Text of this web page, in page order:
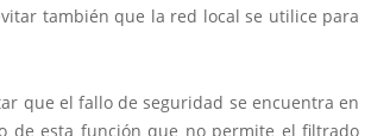
también que la red local se utilice para
que el fallo de seguridad se encuentra en
de esta función que no permite el filtrado